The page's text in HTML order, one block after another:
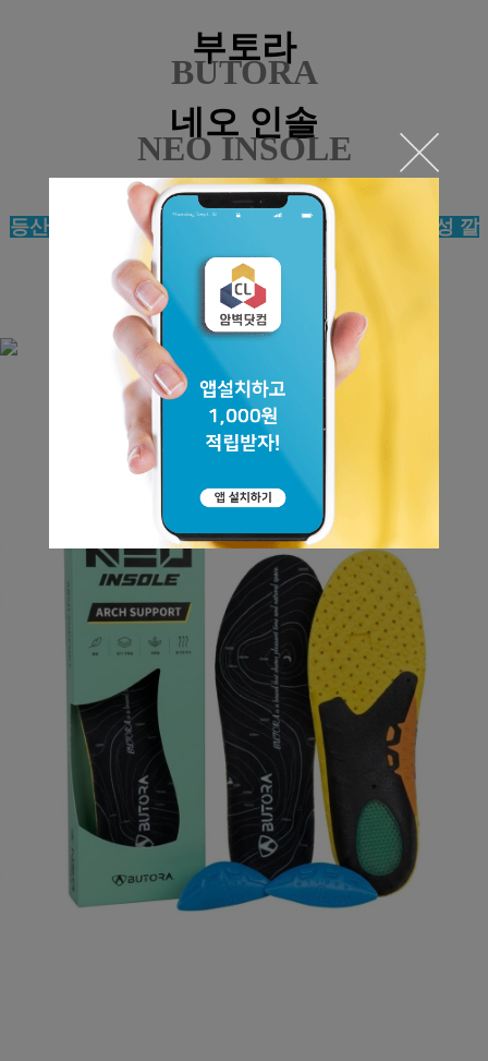
부토라
BUTORA
네오 인솔
NEO INSOLE
등산화나 원킹화,러닝화 등에 넣어 사용하는 기능성 깔